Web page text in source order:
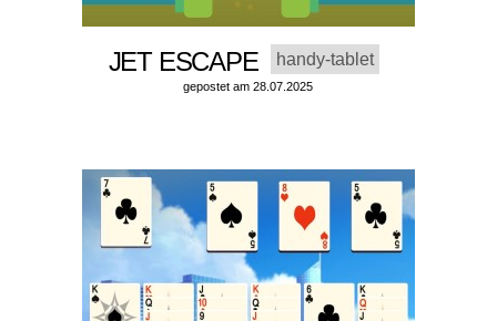
JET ESCAPE handy-tablet
gepostet am 28.07.2025